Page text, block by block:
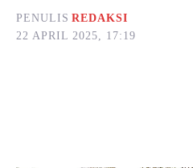
PENULIS REDAKSI
22 APRIL 2025, 17:19